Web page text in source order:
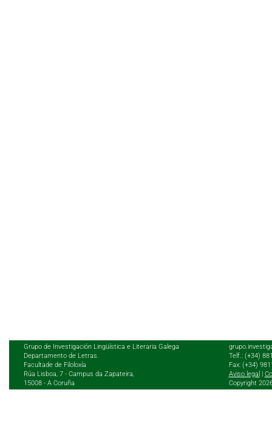
Grupo de Investigación Lingüística e Literaria Galega
Departamento de Letras.
Facultade de Filoloxía
Rúa Lisboa, 7 - Campus da Zapateira,
15008 - A Coruña
Telf.: (+34)
Fax: (+34)
Aviso legal
Copyright